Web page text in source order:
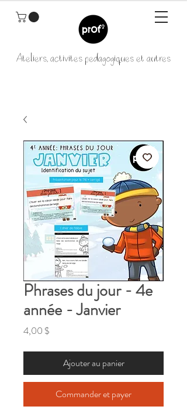
Ateliers, activités pédagogiques et autres
Phrases du jour - 4e
année - Janvier
4,00 $
Ajouter au panier
Commander et payer